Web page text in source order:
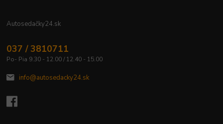
Autosedačky24.sk
037 / 3810711
Po- Pia 9.30 - 12.00 / 12.40 - 15.00
info@autosedacky24.sk